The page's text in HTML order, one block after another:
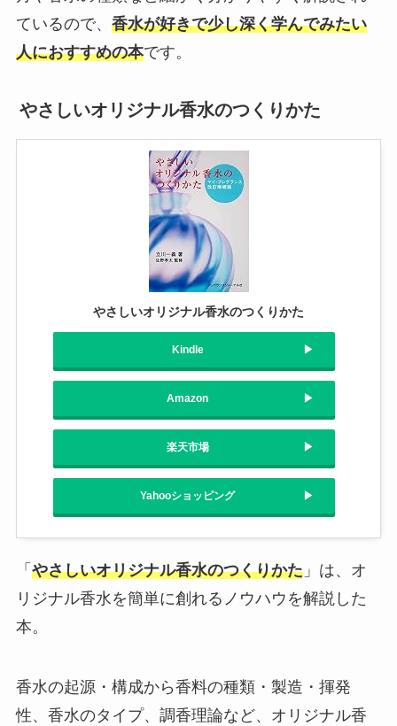
ているので、 香水が好きで少し深く学んでみたい
人におすすめの本です。
やさしいオリジナル香水のつくりかた
やさしいオリジナル香水のつくりかた
Kindle
Amazon
楽天市場
Yahooショッピング
「 やさしいオリジナル香水のつくりかた」は、オ
リジナル香水を簡単に創れるノウハウを解説した
本。
香水の起源・構成から香料の種類・製造・揮発
性、香水のタイプ、調香理論など、オリジナル香